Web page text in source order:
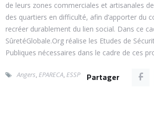
de leurs zones commerciales et artisanales
des quartiers en difficulté, afin d’apporter du
recréer durablement du lien social. Dans ce
SûretéGlobale.Org réalise les Etudes de
Publiques nécessaires dans le cadre de ces
Angers,EPARECA,ESSP Partager